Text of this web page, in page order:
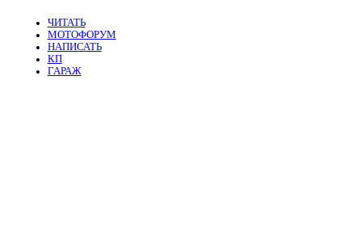
ЧИТАТЬ
МОТОФОРУМ
НАПИСАТЬ
КП
ГАРАЖ